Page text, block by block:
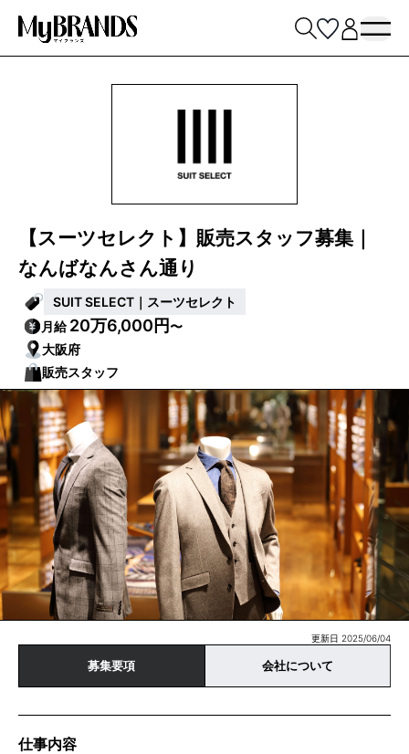
【スーツセレクト】販売スタッフ募集｜
なんばなんさん通り
SUIT SELECT｜スーツセレクト
月給20万6,000円〜
大阪府
販売スタッフ
更新日 2025/06/04
募集要項 会社について
仕事内容